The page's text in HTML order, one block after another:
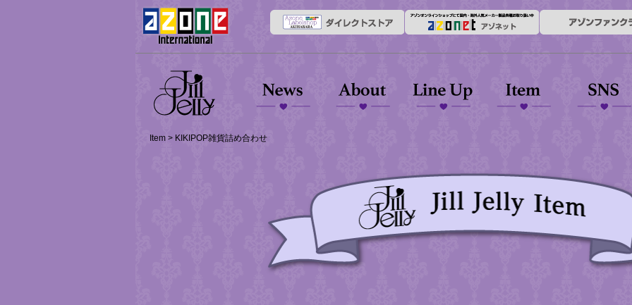
Item > KIKIPOP雑貨詰め合わせ